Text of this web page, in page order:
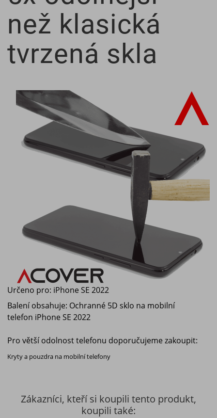
než klasická
tvrzená skla
Určeno pro: iPhone SE 2022
Balení obsahuje: Ochranné 5D sklo na mobilní
telefon iPhone SE 2022
Pro větší odolnost telefonu doporučujeme zakoupit:
Kryty a pouzdra na mobilní telefony
Zákazníci, kteří si koupili tento produkt,
koupili také: